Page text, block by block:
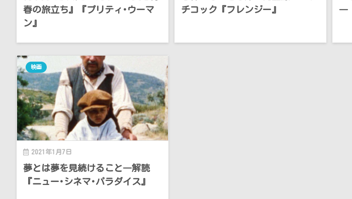
春の旅立ち』『プリティ･ウーマ
ン』
チコック『フレンジー』
―
2021年1月7日
映画
夢とは夢を見続けること―解読
『ニュー･シネマ･パラダイス』